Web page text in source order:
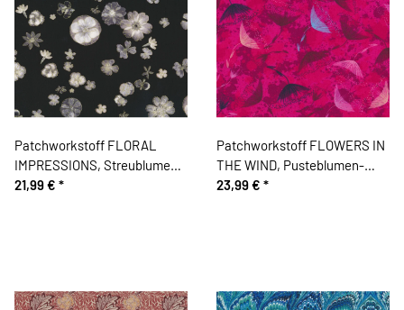
Patchworkstoff FLORAL
IMPRESSIONS, Streublumen,
schwarz
21,99 € *
Patchworkstoff FLOWERS IN
THE WIND, Pusteblumen-
Schirmchen, fuchsia
23,99 € *